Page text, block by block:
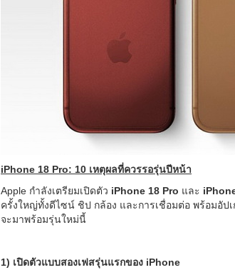
iPhone 18 Pro: 10 เหตุผลที่ควรรอรุ่นปีหน้า
Apple กำลังเตรียมเปิดตัว iPhone 18 Pro และ
ครั้งใหญ่ทั้งดีไซน์ ชิป กล้อง และการเชื่อมต่อ พร้อมอัป
จะมาพร้อมรุ่นใหม่นี้
1) เปิดตัวแบบสองเฟสรุ่นแรกของ iPhone